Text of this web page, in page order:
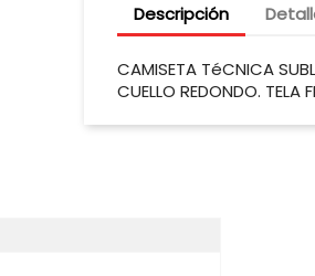
Descripción
CAMISETA TéCNICA
CUELLO REDONDO. TELA